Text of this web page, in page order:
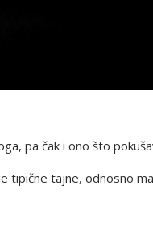
pa čak i ono što
tipične tajne, odnosno